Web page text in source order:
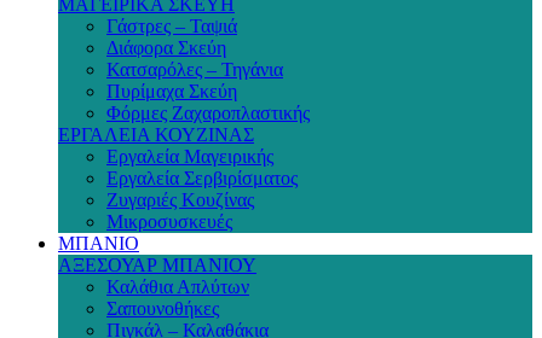
ΜΑΓΕΙΡΙΚΑ ΣΚΕΥΗ
Γάστρες – Ταψιά
Διάφορα Σκεύη
Κατσαρόλες – Τηγάνια
Πυρίμαχα Σκεύη
Φόρμες Ζαχαροπλαστικής
ΕΡΓΑΛΕΙΑ ΚΟΥΖΙΝΑΣ
Εργαλεία Μαγειρικής
Εργαλεία Σερβιρίσματος
Ζυγαριές Κουζίνας
Μικροσυσκευές
ΜΠΑΝΙΟ
ΑΞΕΣΟΥΑΡ ΜΠΑΝΙΟΥ
Καλάθια Απλύτων
Σαπουνοθήκες
Πιγκάλ – Καλαθάκια